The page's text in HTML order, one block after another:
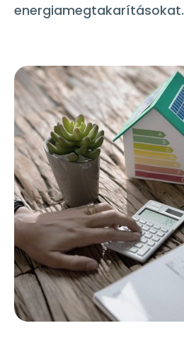
energiamegtakarításokat.